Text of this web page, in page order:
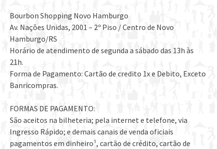
Bourbon Shopping Novo Hamburgo
Av. Nações Unidas, 2001 – 2º Piso / Centro de Novo
Hamburgo/RS
Horário de atendimento de segunda a sábado das 13h às
21h.
Forma de Pagamento: Cartão de credito 1x e Debito, Exceto
Banricompras.
FORMAS DE PAGAMENTO:
São aceitos na bilheteria; pela internet e telefone, via
Ingresso Rápido; e demais canais de venda oficiais
pagamentos em dinheiro¹, cartão de crédito, cartão de